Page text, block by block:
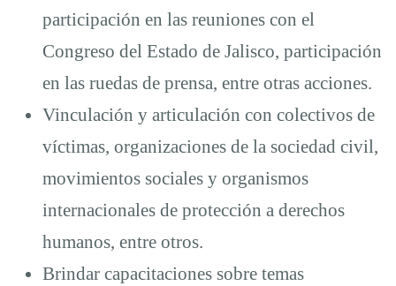
participación en las reuniones con el
Congreso del Estado de Jalisco, participación
en las ruedas de prensa, entre otras acciones.
Vinculación y articulación con colectivos de
víctimas, organizaciones de la sociedad civil,
movimientos sociales y organismos
internacionales de protección a derechos
humanos, entre otros.
Brindar capacitaciones sobre temas